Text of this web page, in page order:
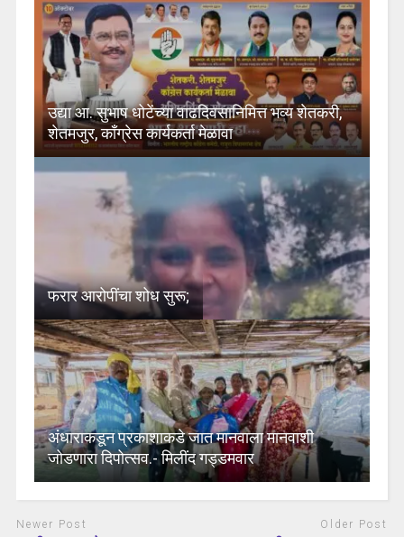
उद्या आ. सुभाष धोटेंच्या वाढदिवसानिमित्त भव्य शेतकरी,
शेतमजुर, काँग्रेस कार्यकर्ता मेळावा
फरार आरोपींचा शोध सुरू;
अंधाराकडून प्रकाशाकडे जात मानवाला मानवाशी
जोडणारा दिपोत्सव.- मिलींद गड्डमवार
Newer Post Older Post